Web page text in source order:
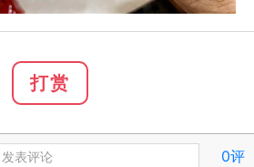
打赏
发表评论 0评